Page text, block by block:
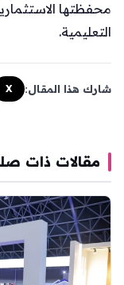
محفظتها
التعليمية.
شارك هذا المقال: X
مقالات ذات